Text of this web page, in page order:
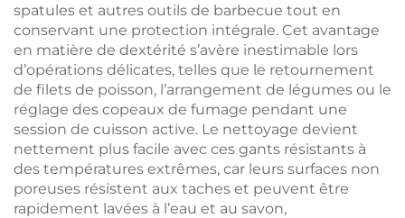
spatules et autres outils de barbecue tout en
conservant une protection intégrale. Cet avantage
en matière de dextérité s’avère inestimable lors
d’opérations délicates, telles que le retournement
de filets de poisson, l’arrangement de légumes ou le
réglage des copeaux de fumage pendant une
session de cuisson active. Le nettoyage devient
nettement plus facile avec ces gants résistants à
des températures extrêmes, car leurs surfaces non
poreuses résistent aux taches et peuvent être
rapidement lavées à l’eau et au savon,